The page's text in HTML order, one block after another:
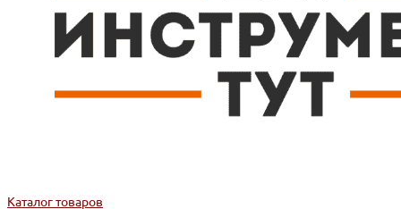
Каталог товаров